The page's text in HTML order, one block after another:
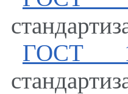
ГОСТ